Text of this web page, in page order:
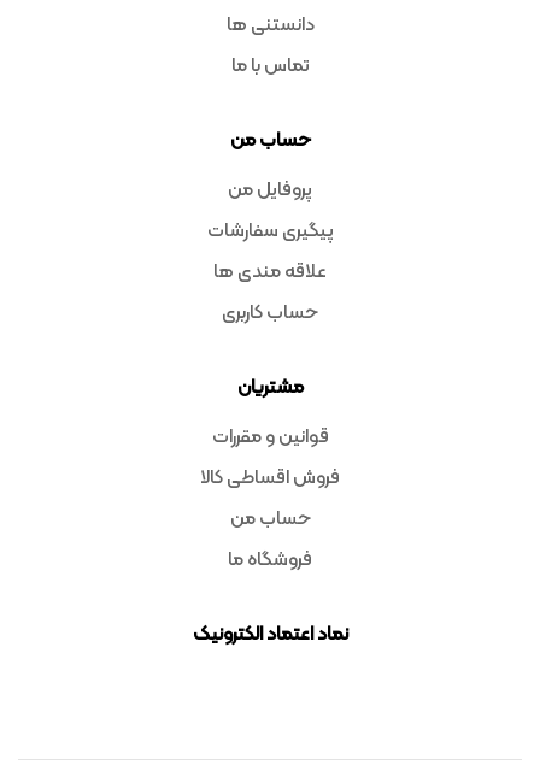
دانستنی ها
تماس با ما
حساب من
پروفایل من
پیگیری سفارشات
علاقه مندی ها
حساب کاربری
مشتریان
قوانین و مقررات
فروش اقساطی کالا
حساب من
فروشگاه ما
نماد اعتماد الکترونیک